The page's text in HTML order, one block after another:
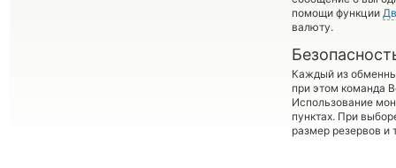
помощи функции
валюту.
Каждый из
при этом команда
Использование
пунктах. При
размер резервов и